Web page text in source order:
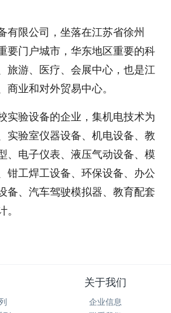
有限公司，坐落在江苏省徐州
要门户城市，华东地区重要的科
旅游、医疗、会展中心，也是江
商业和对外贸易中心。
实验设备的企业，集机电技术为
实验室仪器设备、机电设备、教
、电子仪表、液压气动设备、模
钳工焊工设备、环保设备、办公
备、汽车驾驶模拟器、教育配套
关于我们
企业信息